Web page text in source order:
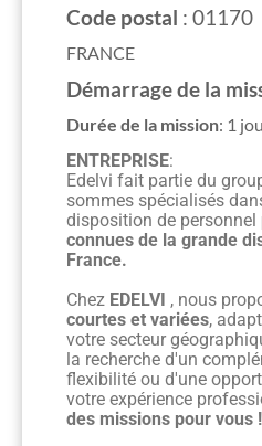
Code postal : 01170
FRANCE
Démarrage de la
Durée de la mission: 1
ENTREPRISE:
Edelvi fait partie du
sommes spécialisés
disposition de personnel
connues de la grande
France.
Chez EDELVI , nous
courtes et variées,
votre secteur
la recherche d'un
flexibilité ou d'une
votre expérience
des missions pour vous !